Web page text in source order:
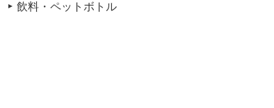
飲料・ペットボトル